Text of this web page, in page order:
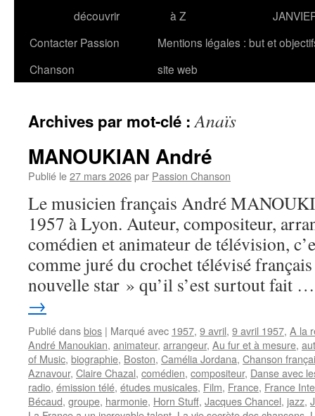
découvrir
à Z
Contacter Passion
Chanson
Mentions légales : but et
site web
Archives par mot-clé :Anaïs
MANOUKIAN André
Publié le27 mars 2026par Passion Chanson
Le musicien français André
1957 à Lyon. Auteur, compositeur,
comédien et animateur de télévision,
comme juré du crochet télévisé
nouvelle star » qu’il s’est surtout fait
→
Publié dansbios | Marqué avec 1957, 9 avril, 9 avril 1957, A la
André Manoukian, animateur, arrangeur, Au fur et à mesure,
of Music, biographie, Boston, Camélia Jordana, Chanson
Aznavour, Claire Chazal, comédien, compositeur, Danse avec
radio, émission télé, études musicales, Film, France, France
Bécaud, groupe, harmonie, Horn Stuff, Jacques Chancel, jazz,